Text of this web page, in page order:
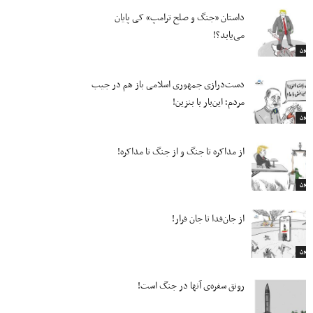
کارتون
داستان «جنگ و صلح ترامپ» کی پایان
می‌یابد؟!
کارتون
دست‌درازی جمهوری اسلامی باز هم در جیب
مردم؛ این‌بار با بنزین!
کارتون
از مذاکره تا جنگ و از جنگ تا مذاکره!
کارتون
از جان‌فدا تا جان فرار!
رونق سفره‌ی آنها در جنگ است!